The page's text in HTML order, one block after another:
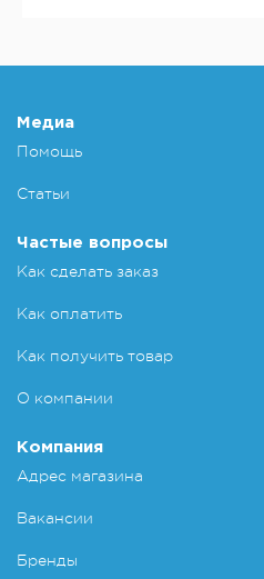
Медиа
Помощь
Статьи
Частые вопросы
Как сделать заказ
Как оплатить
Как получить товар
О компании
Компания
Адрес магазина
Вакансии
Бренды